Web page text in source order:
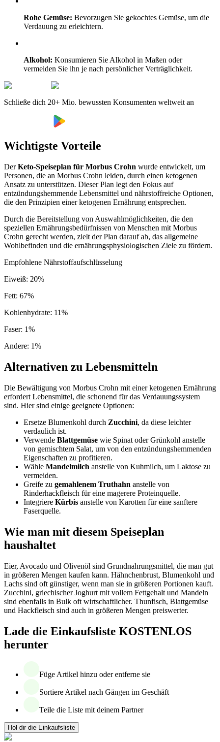
Rohe Gemüse: Bevorzugen Sie gekochtes Gemüse, um die
Verdauung zu erleichtern.
Alkohol: Konsumieren Sie Alkohol in Maßen oder
vermeiden Sie ihn je nach persönlicher Verträglichkeit.
Schließe dich 20+ Mio. bewussten Konsumenten weltweit an
Wichtigste Vorteile
DerKeto-Speiseplan für Morbus Crohn wurde entwickelt, um
Personen, die an Morbus Crohn leiden, durch einen ketogenen
Ansatz zu unterstützen. Dieser Plan legt den Fokus auf
entzündungshemmende Lebensmittel und nährstoffreiche Optionen,
die den Prinzipien einer ketogenen Ernährung entsprechen.
Durch die Bereitstellung von Auswahlmöglichkeiten, die den
speziellen Ernährungsbedürfnissen von Menschen mit Morbus
Crohn gerecht werden, zielt der Plan darauf ab, das allgemeine
Wohlbefinden und die ernährungsphysiologischen Ziele zu fördern.
Empfohlene Nährstoffaufschlüsselung
Eiweiß: 20%
Fett: 67%
Kohlenhydrate: 11%
Faser: 1%
Andere: 1%
Alternativen zu Lebensmitteln
Die Bewältigung von Morbus Crohn mit einer ketogenen Ernährung
erfordert Lebensmittel, die schonend für das Verdauungssystem
sind. Hier sind einige geeignete Optionen:
Ersetze Blumenkohl durch Zucchini, da diese leichter
verdaulich ist.
Verwende Blattgemüse wie Spinat oder Grünkohl anstelle
von gemischtem Salat, um von den entzündungshemmenden
Eigenschaften zu profitieren.
Wähle Mandelmilch anstelle von Kuhmilch, um Laktose zu
vermeiden.
Greife zu gemahlenem Truthahn anstelle von
Rinderhackfleisch für eine magerere Proteinquelle.
Integriere Kürbis anstelle von Karotten für eine sanftere
Faserquelle.
Wie man mit diesem Speiseplan
haushaltet
Eier, Avocado und Olivenöl sind Grundnahrungsmittel, die man gut
in größeren Mengen kaufen kann. Hähnchenbrust, Blumenkohl und
Lachs sind oft günstiger, wenn man sie in größeren Portionen kauft.
Zucchini, griechischer Joghurt mit vollem Fettgehalt und Mandeln
sind ebenfalls in Bulk oft wirtschaftlicher. Thunfisch, Blattgemüse
und Hackfleisch sind auch in größeren Mengen preiswerter.
Lade die Einkaufsliste KOSTENLOS
herunter
Füge Artikel hinzu oder entferne sie
Sortiere Artikel nach Gängen im Geschäft
Teile die Liste mit deinem Partner
Hol dir die Einkaufsliste